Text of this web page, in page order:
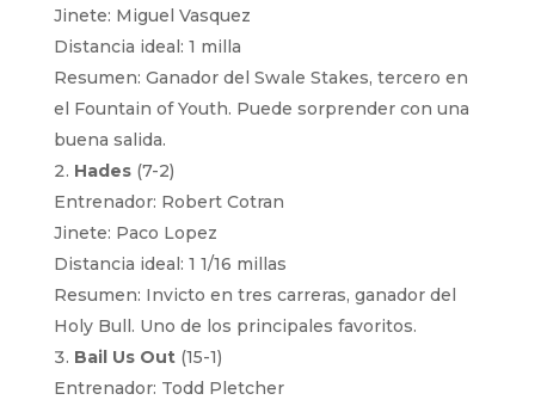
Jinete: Miguel Vasquez
Distancia ideal: 1 milla
Resumen: Ganador del Swale Stakes, tercero en
el Fountain of Youth. Puede sorprender con una
buena salida.
Hades(7-2)
Entrenador: Robert Cotran
Jinete: Paco Lopez
Distancia ideal: 1 1/16 millas
Resumen: Invicto en tres carreras, ganador del
Holy Bull. Uno de los principales favoritos.
Bail Us Out (15-1)
Entrenador: Todd Pletcher